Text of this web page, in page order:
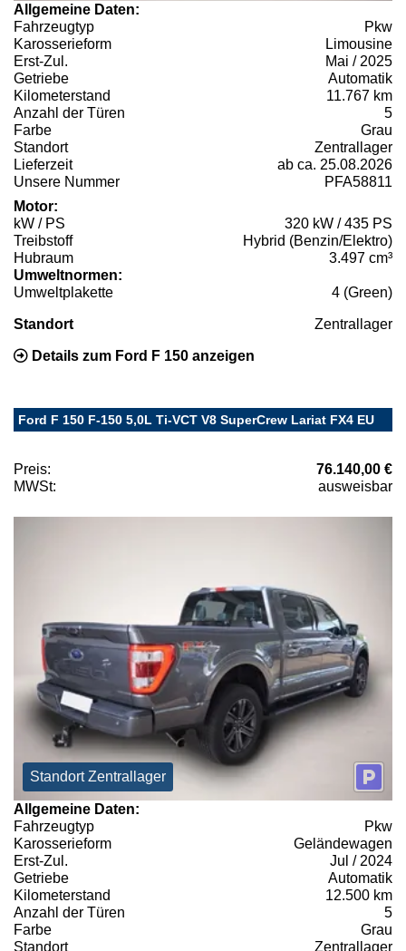
Allgemeine Daten:
Fahrzeugtyp
Pkw
Karosserieform
Limousine
Erst-Zul.
Mai / 2025
Getriebe
Automatik
Kilometerstand
11.767 km
Anzahl der Türen
5
Farbe
Grau
Standort
Zentrallager
Lieferzeit
ab ca. 25.08.2026
Unsere Nummer
PFA58811
Motor:
kW / PS
320 kW / 435 PS
Treibstoff
Hybrid (Benzin/Elektro)
Hubraum
3.497 cm³
Umweltnormen:
Umweltplakette
4 (Green)
Standort Zentrallager
Details zum Ford F 150 anzeigen
Ford F 150 F-150 5,0L Ti-VCT V8 SuperCrew Lariat FX4 EU
Preis:
76.140,00 €
MWSt:
ausweisbar
Standort Zentrallager
Allgemeine Daten:
Fahrzeugtyp
Pkw
Karosserieform
Geländewagen
Erst-Zul.
Jul / 2024
Getriebe
Automatik
Kilometerstand
12.500 km
Anzahl der Türen
5
Farbe
Grau
Standort
Zentrallager